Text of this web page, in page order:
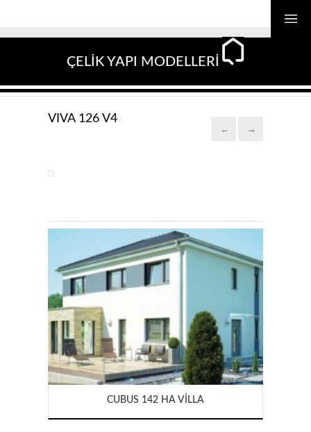
ÇELİK YAPI MODELLERİ
VIVA 126 V4
→
←
CUBUS 142 HA VILLA